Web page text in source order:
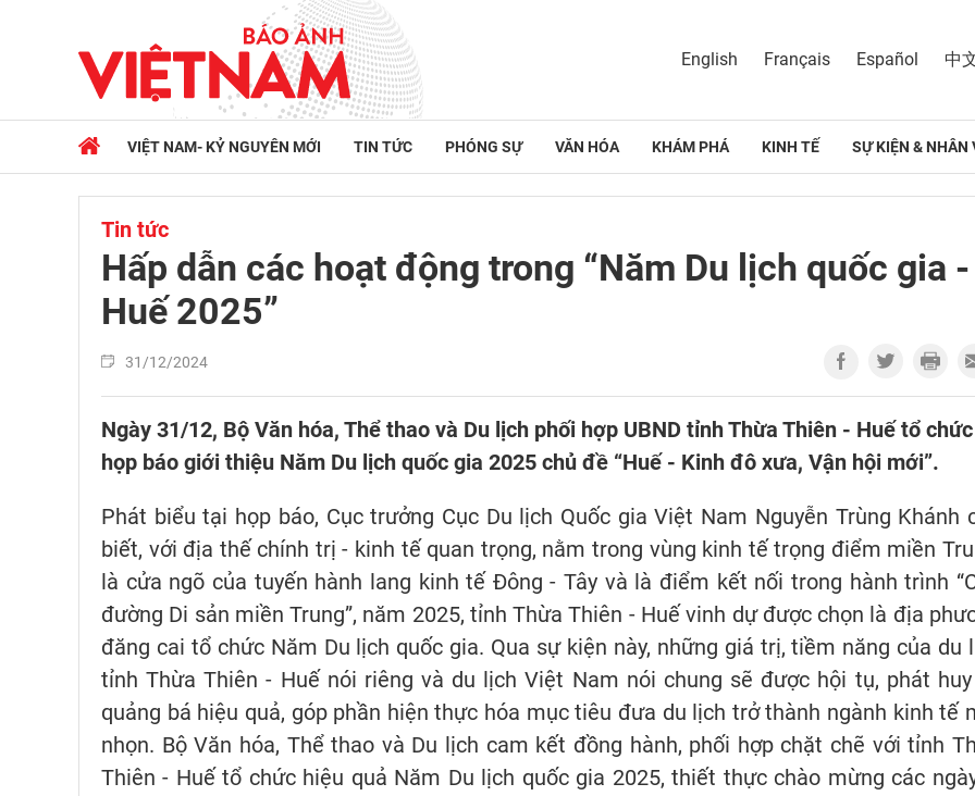
English Français Español 中
VIỆT NAM- KỶ NGUYÊN MỚI TIN TỨC PHÓNG SỰ VĂN HÓA KHÁM PHÁ KINH TẾ SỰ KIỆN & NHÂN
Tin tức
Hấp dẫn các hoạt động trong “Năm Du lịch quốc gia -
Huế 2025”
31/12/2024
Ngày 31/12, Bộ Văn hóa, Thể thao và Du lịch phối hợp UBND tỉnh Thừa Thiên - Huế tổ chức
họp báo giới thiệu Năm Du lịch quốc gia 2025 chủ đề “Huế - Kinh đô xưa, Vận hội mới”.
Phát biểu tại họp báo, Cục trưởng Cục Du lịch Quốc gia Việt Nam Nguyễn Trùng Khánh
biết, với địa thế chính trị - kinh tế quan trọng, nằm trong vùng kinh tế trọng điểm miền
là cửa ngõ của tuyến hành lang kinh tế Đông - Tây và là điểm kết nối trong hành trình
đường Di sản miền Trung”, năm 2025, tỉnh Thừa Thiên - Huế vinh dự được chọn là địa
đăng cai tổ chức Năm Du lịch quốc gia. Qua sự kiện này, những giá trị, tiềm năng của du
tỉnh Thừa Thiên - Huế nói riêng và du lịch Việt Nam nói chung sẽ được hội tụ, phát
quảng bá hiệu quả, góp phần hiện thực hóa mục tiêu đưa du lịch trở thành ngành kinh tế
nhọn. Bộ Văn hóa, Thể thao và Du lịch cam kết đồng hành, phối hợp chặt chẽ với tỉnh
Thiên - Huế tổ chức hiệu quả Năm Du lịch quốc gia 2025, thiết thực chào mừng các